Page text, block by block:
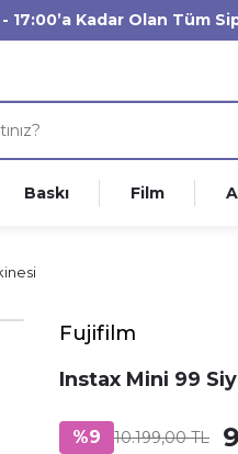
Kadar Olan Tüm
Baskı Film
Fujifilm
Instax Mini 99
%9 10.199,00 TL